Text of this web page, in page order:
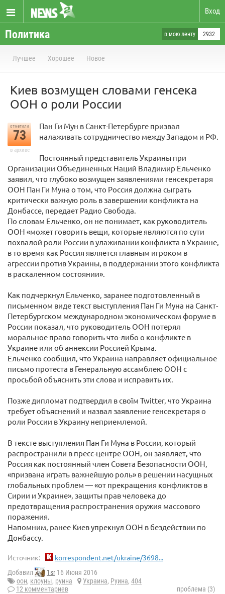
Вход
Политика в мою ленту 2932
Лучшее Хорошее Новое
Киев возмущен словами генсека
ООН о роли России
отметили
73
в архиве
Пан Ги Мун в Санкт-Петербурге призвал
налаживать сотрудничество между Западом и РФ.
Постоянный представитель Украины при
Организации Объединенных Наций Владимир Ельченко
заявил, что глубоко возмущен заявлениями генсекретаря
ООН Пан Ги Муна о том, что Россия должна сыграть
критически важную роль в завершении конфликта на
Донбассе, передает Радио Свобода.
По словам Ельченко, он не понимает, как руководитель
ООН «может говорить вещи, которые являются по сути
похвалой роли России в улаживании конфликта в Украине,
в то время как Россия является главным игроком в
агрессии против Украины, в поддержании этого конфликта
в раскаленном состоянии».
Как подчеркнул Ельченко, заранее подготовленный в
письменном виде текст выступления Пан Ги Муна на Санкт-
Петербургском международном экономическом форуме в
России показал, что руководитель ООН потерял
моральное право говорить что-либо о конфликте в
Украине или об аннексии Россией Крыма.
Ельченко сообщил, что Украина направляет официальное
письмо протеста в Генеральную ассамблею ООН с
просьбой объяснить эти слова и исправить их.
Позже дипломат подтвердил в своїм Twitter, что Украина
требует объяснений и назвал заявление генсекретаря о
роли России в Украину неприемлемой.
В тексте выступления Пан Ги Муна в России, который
распространили в пресс-центре ООН, он заявляет, что
Россия как постоянный член Совета Безопасности ООН,
«призвана играть важнейшую роль» в решении насущных
глобальных проблем — «от прекращения конфликтов в
Сирии и Украине», защиты прав человека до
предотвращения распространения оружия массового
поражения.
Напомним, ранее Киев упрекнул ООН в бездействии по
Донбассу.
Источник: korrespondent.net/ukraine/3698...
Добавил 1sr 16 Июня 2016
оон, клоуны, руина Украина, Руина, 404
12 комментариев
проблема (3)